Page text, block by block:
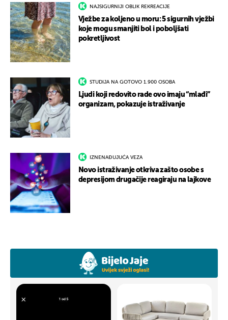
NAJSIGURNIJI OBLIK REKREACIJE
Vježbe za koljeno u moru: 5 sigurnih vježbi
koje mogu smanjiti bol i poboljšati
pokretljivost
STUDIJA NA GOTOVO 1.900 OSOBA
Ljudi koji redovito rade ovo imaju “mlađi”
organizam, pokazuje istraživanje
IZNENAĐUJUĆA VEZA
Novo istraživanje otkriva zašto osobe s
depresijom drugačije reagiraju na lajkove